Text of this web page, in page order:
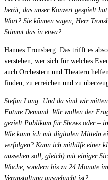
Live Entertainment
Künstleragenturen
Performing Arts
Recruiting & Employer
RESOURCES
Erfolgsgeschichten
Insights
berät, das unser Konzert gespielt
Wort? Sie können sagen, Herr
Stimmt das in etwa?
Hannes Tronsberg: Das trifft es
verstehen, wer sich für welches
auch Orchestern und Theatern
finden, zu erreichen und zu
Stefan Lang: Und da sind wir
Future Demand. Wir wollen der
gezielt Publikum für Shows oder –
Wie kann ich mit digitalen Mitteln
verfolgen? Kann ich mithilfe einer
aussehen soll, gleich) mit einiger
Woche, sondern bis zu 24 Monate
Veranstaltung ausgebucht ist?